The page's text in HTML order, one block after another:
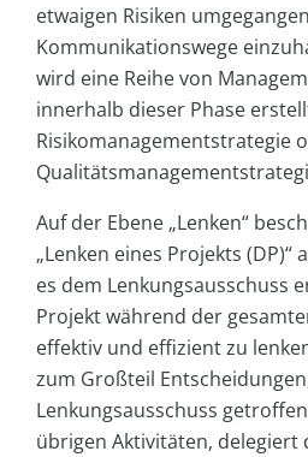
etwaigen Risiken
Kommunikationswege
wird eine Reihe von
innerhalb dieser Phase
Risikomanagementstrategie
Auf der Ebene „Lenken“
„Lenken eines Projekts (DP)“
es dem Lenkungsausschuss
Projekt während der
effektiv und effizient zu
zum Großteil
Lenkungsausschuss
übrigen Aktivitäten, delegiert